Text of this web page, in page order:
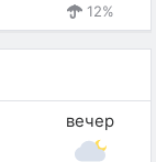
12%
вечер